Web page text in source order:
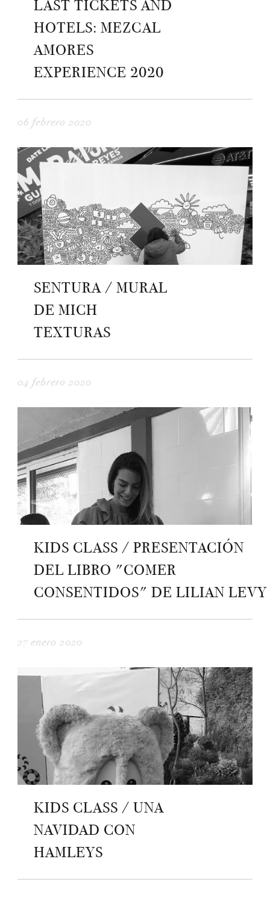
LAST TICKETS AND
HOTELS: MEZCAL
AMORES
EXPERIENCE 2020
06 febrero 2020
SENTURA / MURAL
DE MICH
TEXTURAS
04 febrero 2020
KIDS CLASS / PRESENTACIÓN
DEL LIBRO "COMER
CONSENTIDOS" DE LILIAN LEVY
27 enero 2020
KIDS CLASS / UNA
NAVIDAD CON
HAMLEYS